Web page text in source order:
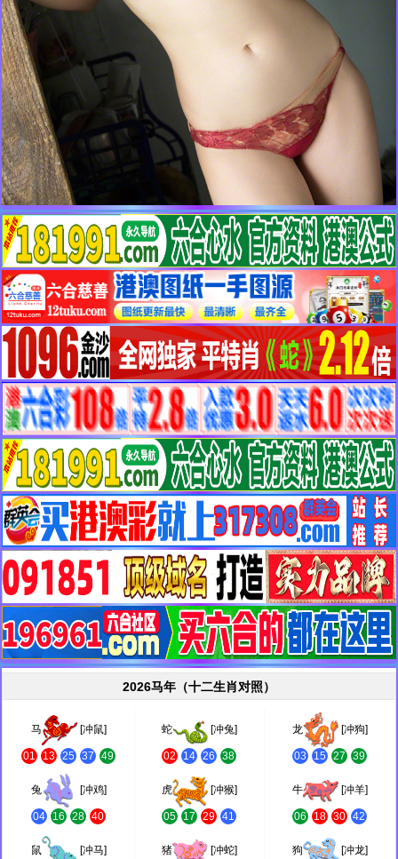
2026马年（十二生肖对照）
马 [冲鼠]
01 13 25 37 49
蛇 [冲兔]
02 14 26 38
龙 [冲狗]
03 15 27 39
兔 [冲鸡]
04 16 28 40
虎 [冲猴]
05 17 29 41
牛 [冲羊]
06 18 30 42
鼠 [冲马] 猪 [冲蛇] 狗 [冲龙]